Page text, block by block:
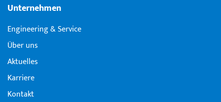
Unternehmen
Engineering & Service
Über uns
Aktuelles
Karriere
Kontakt